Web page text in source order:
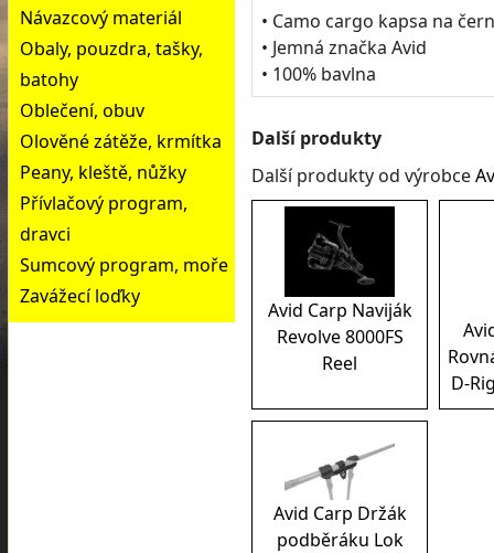
Návazcový materiál
Obaly, pouzdra, tašky,
batohy
Oblečení, obuv
Olověné zátěže, krmítka
Peany, kleště, nůžky
Přívlačový program,
dravci
Sumcový program, moře
Zavážecí loďky
• Camo cargo kapsa na
• Jemná značka Avid
• 100% bavlna
Další produkty
Další produkty od výrobce
Avid Carp Naviják
Revolve 8000FS
Reel
D-
Avid Carp Držák
podběráku Lok